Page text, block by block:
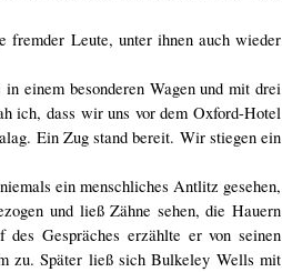
fremder Leute, unter ihnen auch wieder
einem besonderen Wagen und mit drei
ich, dass wir uns vor dem Oxford-Hotel
Ein Zug stand bereit. Wir stiegen ein
ein menschliches Antlitz gesehen,
und ließ Zähne sehen, die Hauern
Gespräches erzählte er von seinen
zu. Später ließ sich Bulkeley Wells mit